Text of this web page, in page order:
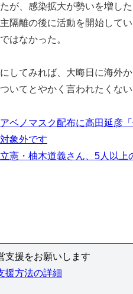
が、感染拡大が勢いを増し
隔離の後に活動を開始して
はなかった。
してみれば、大晦日に海外
いてとやかく言われたくない
アベノマスク配布に高田延彦
象外です
立憲・柚木道義さん、5人以
援をお願いします
援方法の詳細